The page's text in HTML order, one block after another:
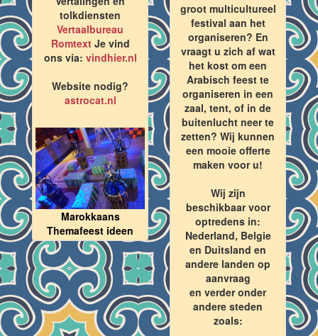
tolkdiensten
Vertaalbureau
RomtextJe vind
ons via: vindhier.nl
Website nodig?
astrocat.nl
Marokkaans
Themafeest ideen
groot multicultureel
festival aan het
organiseren? En
vraagt u zich af wat
het kost om een
Arabisch feest te
organiseren in een
zaal, tent, of in de
buitenlucht neer te
zetten? Wij kunnen
een mooie offerte
maken voor u!
Wij zijn
beschikbaar voor
optredens in:
Nederland, Belgie
en Duitsland en
andere landen op
aanvraag
en verder onder
andere steden
zoals: